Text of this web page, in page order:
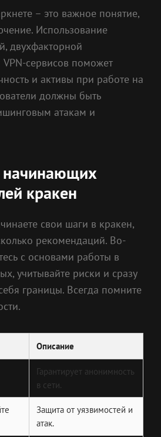
– это важное понятие,
Использование
двухфакторной
сервисов поможет
и активы при работе на
должны быть
атакам и
начинающих
кракен
свои шаги в кракен,
рекомендаций. Во-
с основами работы в
учитывайте риски и сразу
границы. Всегда помните
Описание
Гарантирует анонимность
в сети.
Защита от уязвимостей и
атак.